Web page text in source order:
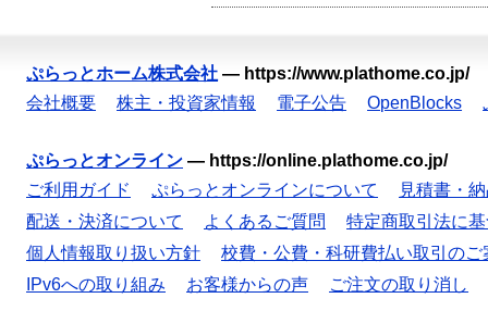
ぷらっとホーム株式会社 — https://www.plathome.co.jp/
会社概要
株主・投資家情報 電子公告 OpenBlocks
ぷらっとオンライン — https://online.plathome.co.jp/
ご利用ガイド
ぷらっとオンラインについて
見積書・
配送・決済について
よくあるご質問
特定商取引法に
個人情報取り扱い方針
校費・公費・科研費払い取引のご
IPv6への取り組み
お客様からの声 ご注文の取り消し